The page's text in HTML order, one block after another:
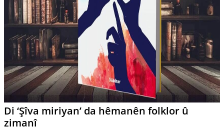
Di ‘Şîva miriyan’ da hêmanên folklor û
zimanî